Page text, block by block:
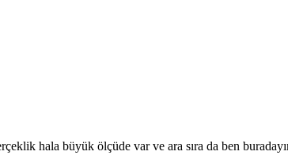
hala büyük ölçüde var ve ara sıra da ben